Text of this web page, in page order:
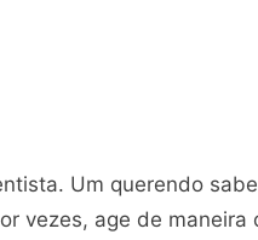
Um querendo
vezes, age de